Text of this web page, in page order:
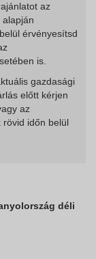
az
érvényesítsd
is.
gazdasági
előtt kérjen
az
rövid időn belül
déli